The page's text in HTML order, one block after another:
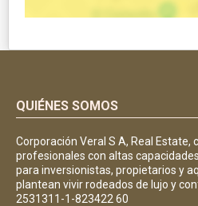
QUIÉNES SOMOS
Corporación Veral S A, Real Estate,
profesionales con altas
para inversionistas, propietarios y
plantean vivir rodeados de lujo y
2531311-1-823422 60